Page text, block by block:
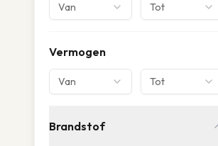
Van Tot
Vermogen
Van Tot
Brandstof